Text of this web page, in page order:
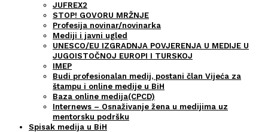
JUFREX2
STOP! GOVORU MRŽNJE
Profesija novinar/novinarka
Mediji i javni ugled
UNESCO/EU IZGRADNJA POVJERENJA U MEDIJE U
JUGOISTOČNOJ EUROPI I TURSKOJ
IMEP
Budi profesionalan medij, postani član Vijeća za
štampu i online medije u BiH
Baza online medija(CPCD)
Internews – Osnaživanje žena u medijima uz
mentorsku podršku
Spisak medija u BiH